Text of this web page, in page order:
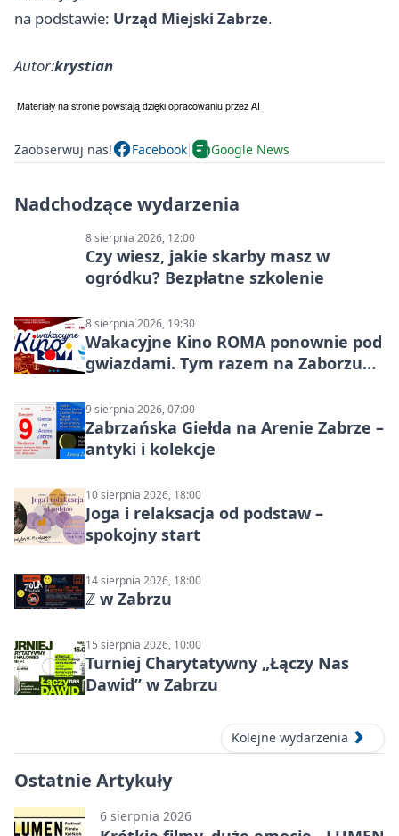
na podstawie: Urząd Miejski Zabrze.
Autor:krystian
Zaobserwuj nas! Facebook Google News
Nadchodzące wydarzenia
8 sierpnia 2026, 12:00
Czy wiesz, jakie skarby masz w
ogródku? Bezpłatne szkolenie
8 sierpnia 2026, 19:30
Wakacyjne Kino ROMA ponownie pod
gwiazdami. Tym razem na Zaborzu
9 sierpnia 2026, 07:00
Zabrzańska Giełda na Arenie Zabrze –
antyki i kolekcje
10 sierpnia 2026, 18:00
Joga i relaksacja od podstaw –
spokojny start
14 sierpnia 2026, 18:00
ℤ w Zabrzu
15 sierpnia 2026, 10:00
Turniej Charytatywny „Łączy Nas
Dawid” w Zabrzu
Kolejne wydarzenia
Ostatnie Artykuły
6 sierpnia 2026